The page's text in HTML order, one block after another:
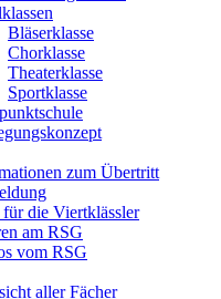
Bläserklasse
Chorklasse
Theaterklasse
Sportklasse
zum Übertritt
die Viertklässler
am RSG
vom RSG
aller Fächer